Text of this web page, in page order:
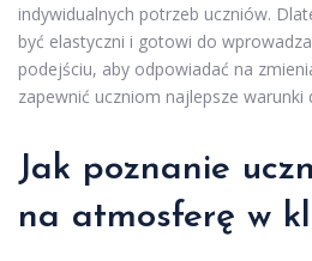
indywidualnych potrzeb uczniów.
być elastyczni i gotowi do
podejściu, aby odpowiadać na
zapewnić uczniom najlepsze warunki
Jak poznanie
na atmosferę w